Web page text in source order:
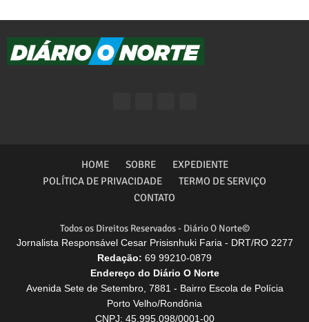
Todos os Direitos Reservados - Diário O Norte©
Jornalista Responsável Cesar Prisisnhuki Faria - DRT/RO 2277
Redação: 69 99210-0879
Endereço do Diário O Norte
Avenida Sete de Setembro, 7881 - Bairro Escola de Polícia
Porto Velho/Rondônia
CNPJ: 45.995.098/0001-00
HOME SOBRE
EXPEDIENTE
POLÍTICA DE PRIVACIDADE
TERMO DE SERVIÇO
CONTATO